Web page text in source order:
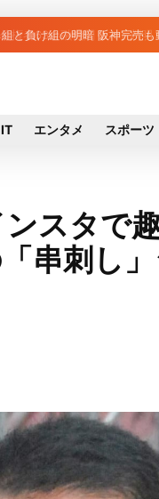
と負け組の明暗 阪神完売
IT エンタメ スポーツ
スタで
串刺し